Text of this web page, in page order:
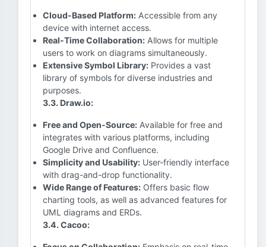
Cloud-Based Platform: Accessible from any
device with internet access.
Real-Time Collaboration: Allows for multiple
users to work on diagrams simultaneously.
Extensive Symbol Library: Provides a vast
library of symbols for diverse industries and
purposes.
3.3. Draw.io:
Free and Open-Source: Available for free and
integrates with various platforms, including
Google Drive and Confluence.
Simplicity and Usability: User-friendly interface
with drag-and-drop functionality.
Wide Range of Features: Offers basic flow
charting tools, as well as advanced features for
UML diagrams and ERDs.
3.4. Cacoo: